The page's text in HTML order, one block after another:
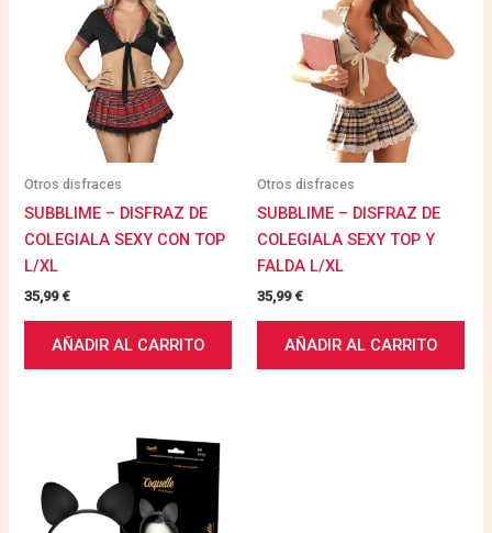
Otros disfraces
SUBBLIME – DISFRAZ DE
COLEGIALA SEXY CON TOP
L/XL
35,99€
AÑADIR AL CARRITO
Otros disfraces
SUBBLIME – DISFRAZ DE
COLEGIALA SEXY TOP Y
FALDA L/XL
35,99€
AÑADIR AL CARRITO